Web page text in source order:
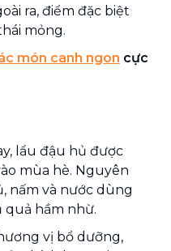
ra, điểm đặc biệt
mỏng.
món canh ngon cực
lẩu đậu hủ được
mùa hè. Nguyên
nấm và nước dùng
quả hầm nhừ.
vị bổ dưỡng,